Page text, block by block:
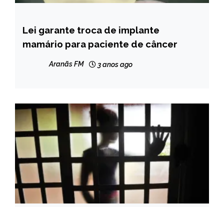
BRASIL
NOTÍCIAS
Lei garante troca de implante
mamário para paciente de câncer
Aranãs FM 3 anos ago